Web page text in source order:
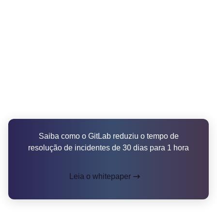
Saiba como o GitLab reduziu o tempo de
resolução de incidentes de 30 dias para 1 hora
Leia o whitepaper